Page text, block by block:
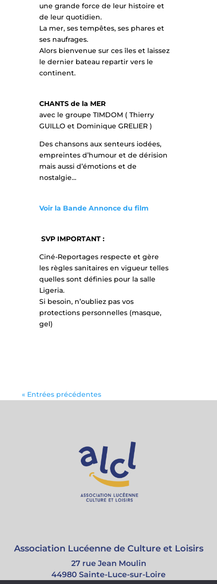
une grande force de leur histoire et
de leur quotidien.
La mer, ses tempêtes, ses phares et
ses naufrages.
Alors bienvenue sur ces îles et laissez
le dernier bateau repartir vers le
continent.
CHANTS de la MER
avec le groupe TIMDOM ( Thierry
GUILLO et Dominique GRELIER )
Des chansons aux senteurs iodées,
empreintes d’humour et de dérision
mais aussi d’émotions et de
nostalgie…
Voir la Bande Annonce du film
SVP IMPORTANT :
Ciné-Reportages respecte et gère
les règles sanitaires en vigueur telles
quelles sont définies pour la salle
Ligeria.
Si besoin, n’oubliez pas vos
protections personnelles (masque,
gel)
« Entrées précédentes
Association Lucéenne de Culture et Loisirs
27 rue Jean Moulin
44980 Sainte-Luce-sur-Loire